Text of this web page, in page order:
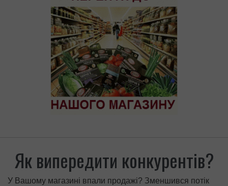
насіння гарбуза з твердих сортів (0,4 кг)
Макарони «ЗДОРОВ’Я» №9 зі шротом
насіння льону (1 кг)
Макарони «ЗДОРОВ’Я» №9 зі шротом
насіння льону (0,5 кг)
Макарони «ЗДОРОВ’Я» №8 зі шротом
насіння гарбуза з твердих сортів
пшениці (0,4 кг)
Макарони «ЗДОРОВ’Я» №8 зі шротом
Як випередити конкурентів?
У Вашому магазині впали продажі? Зменшився потік